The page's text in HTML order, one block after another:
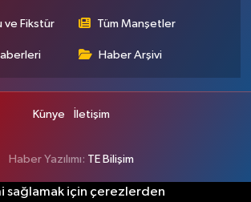
ve Fikstür Tüm Manşetler
Haber Arşivi
Künye İletişim
Haber Yazılımı: TE Bilişim
sağlamak için çerezlerden